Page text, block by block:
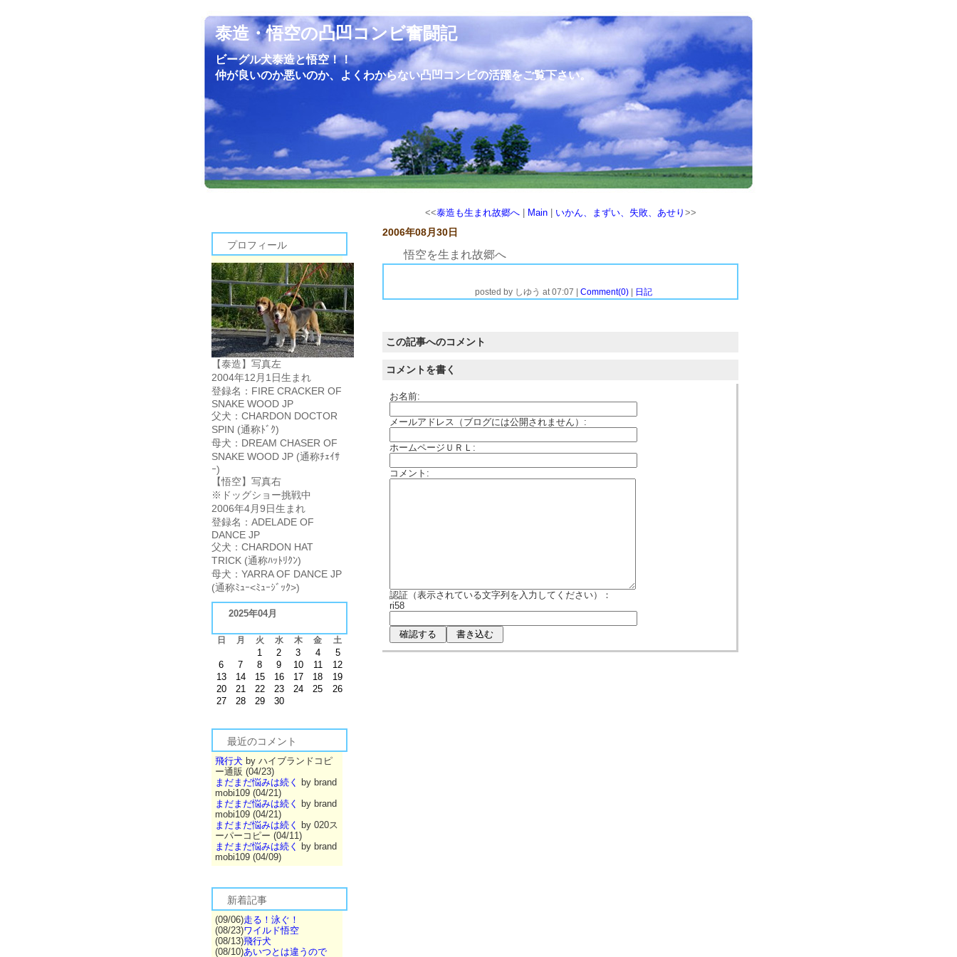
泰造・悟空の凸凹コンビ奮闘記
ビーグル犬泰造と悟空！！
仲が良いのか悪いのか、よくわからない凸凹コンビの活躍をご覧下さい。
プロフィール
【泰造】写真左
2004年12月1日生まれ
登録名：FIRE CRACKER OF
SNAKE WOOD JP
父犬：CHARDON DOCTOR
SPIN (通称ﾄﾞｸ)
母犬：DREAM CHASER OF
SNAKE WOOD JP (通称ﾁｪｲｻ
ｰ)
【悟空】写真右
※ドッグショー挑戦中
2006年4月9日生まれ
登録名：ADELADE OF
DANCE JP
父犬：CHARDON HAT
TRICK (通称ﾊｯﾄﾘｸﾝ)
母犬：YARRA OF DANCE JP
(通称ﾐｭｰ<ﾐｭｰｼﾞｯｸ>)
2025年04月
日 月 火 水 木 金 土
1 2 3 4
5
6
7 8 9 10 11
12
13
14 15 16 17 18
19
20
21 22 23 24 25
26
27
28 29 30
最近のコメント
飛行犬 by ハイブランドコピ
ー通販 (04/23)
まだまだ悩みは続く
by brand
mobi109 (04/21)
まだまだ悩みは続く
by brand
mobi109 (04/21)
まだまだ悩みは続く
by 020ス
ーパーコピー (04/11)
まだまだ悩みは続く
by brand
mobi109 (04/09)
新着記事
(09/06)走る！泳ぐ！
(08/23)ワイルド悟空
(08/13)飛行犬
(08/10)あいつとは違うので
<<泰造も生まれ故郷へ| Main| いかん、まずい、失敗、あせり >>
2006年08月30日
悟空を生まれ故郷へ
posted by しゆう at 07:07 Comment(0)| 日記
この記事へのコメント
コメントを書く
お名前:
メールアドレス（ブログには公開されません）:
ホームページＵＲＬ:
コメント:
認証（表示されている文字列を入力してください）：
ri58